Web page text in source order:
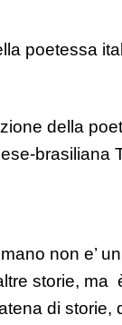
poetessa
della
brasiliana
non e’
storie, ma
di storie,